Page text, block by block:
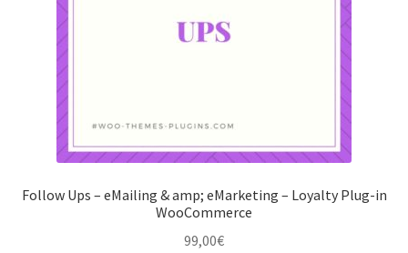
Follow Ups – eMailing & amp; eMarketing – Loyalty Plug-in
WooCommerce
99,00€